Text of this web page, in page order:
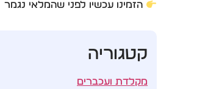
הזמינו עכשיו לפני שהמלאי נגמר
קטגוריה
מקלדת ועכברים